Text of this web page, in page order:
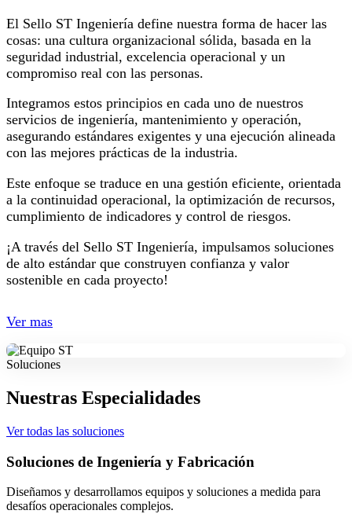
El Sello ST Ingeniería define nuestra forma de hacer las
cosas: una cultura organizacional sólida, basada en la
seguridad industrial, excelencia operacional y un
compromiso real con las personas.
Integramos estos principios en cada uno de nuestros
servicios de ingeniería, mantenimiento y operación,
asegurando estándares exigentes y una ejecución alineada
con las mejores prácticas de la industria.
Este enfoque se traduce en una gestión eficiente, orientada
a la continuidad operacional, la optimización de recursos,
cumplimiento de indicadores y control de riesgos.
¡A través del Sello ST Ingeniería, impulsamos soluciones
de alto estándar que construyen confianza y valor
sostenible en cada proyecto!
Ver mas
Soluciones
Nuestras Especialidades
Ver todas las soluciones
Soluciones de Ingeniería y Fabricación
Diseñamos y desarrollamos equipos y soluciones a medida para
desafíos operacionales complejos.